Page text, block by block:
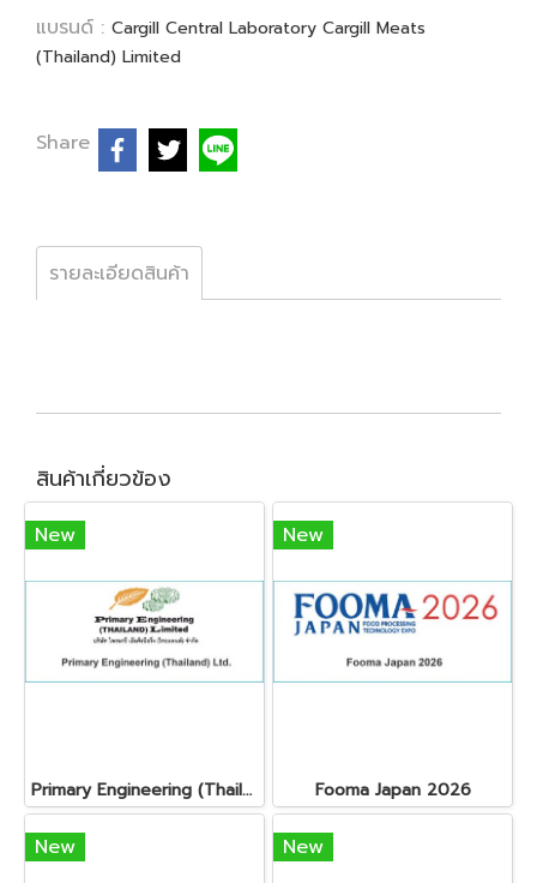
แบรนด์ : Cargill Central Laboratory Cargill Meats
(Thailand) Limited
Share
รายละเอียดสินค้า
สินค้าเกี่ยวข้อง
New
Primary Engineering (Thailand) Ltd.
New
Fooma Japan 2026
New New